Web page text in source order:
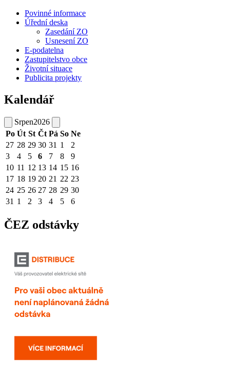
Povinné informace
Úřední deska
Zasedání ZO
Usnesení ZO
E-podatelna
Zastupitelstvo obce
Životní situace
Publicita projekty
Kalendář
Srpen2026
Po Út St Čt Pá So Ne
27 28 29 30 31 1
2
3
4 5 6 7 8
9
10 11 12 13 14 15 16
17 18 19 20 21 22 23
24 25 26 27 28 29 30
31 1 2 3 4 5 6
ČEZ odstávky